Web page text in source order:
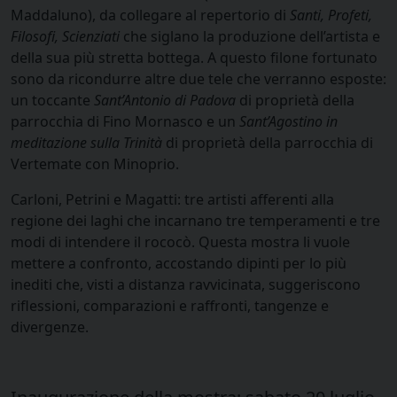
Maddaluno), da collegare al repertorio di Santi, Profeti,
Filosofi, Scienziati che siglano la produzione dell’artista e
della sua più stretta bottega. A questo filone fortunato
sono da ricondurre altre due tele che verranno esposte:
un toccante Sant’Antonio di Padova di proprietà della
parrocchia di Fino Mornasco e un Sant’Agostino in
meditazione sulla Trinità di proprietà della parrocchia di
Vertemate con Minoprio.
Carloni, Petrini e Magatti: tre artisti afferenti alla
regione dei laghi che incarnano tre temperamenti e tre
modi di intendere il rococò. Questa mostra li vuole
mettere a confronto, accostando dipinti per lo più
inediti che, visti a distanza ravvicinata, suggeriscono
riflessioni, comparazioni e raffronti, tangenze e
divergenze.